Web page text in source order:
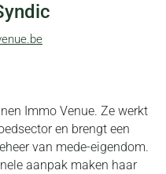
Immo Venue. Ze werkt
en brengt een
van mede-eigendom.
aanpak maken haar